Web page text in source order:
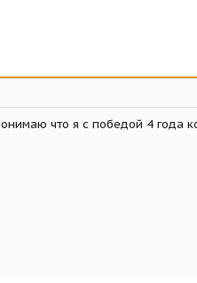
что я с победой 4 года